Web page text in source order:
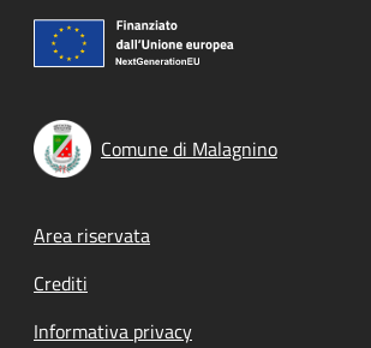
Comune di Malagnino
Footer menu
Area riservata
Crediti
Informativa privacy